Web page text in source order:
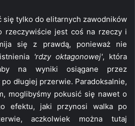
się tylko do elitarnych zawodników
rzeczywiście jest coś na rzeczy i
się z prawdą, ponieważ nie
'rdzy oktagonowej', która
na wyniki osiągane przez
długiej przerwie. Paradoksalnie,
moglibyśmy pokusić się nawet o
efektu, jaki przynosi walka po
aczkolwiek można tutaj